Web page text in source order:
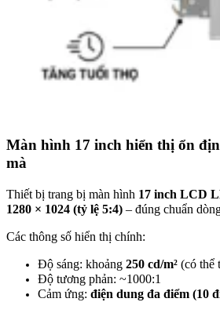
Màn hình 17 inch hiển thị ổn
mà
Thiết bị trang bị màn hình 17 inch LCD
1280 × 1024 (tỷ lệ 5:4) – đúng chuẩn
Các thông số hiển thị chính:
Độ sáng: khoảng 250 cd/m² (có thể
Độ tương phản: ~1000:1
Cảm ứng: điện dung đa điểm (10